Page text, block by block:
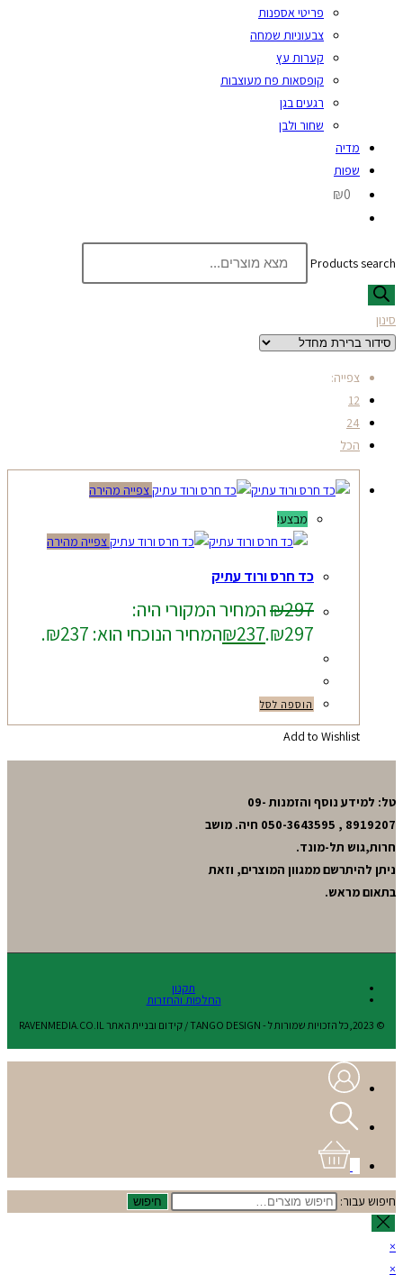
פריטי אספנות
צבעוניות שמחה
קערות עץ
קופסאות פח מעוצבות
רגעים בגן
שחור ולבן
מדיה
שפות
₪0
Products search
סינון
צפייה:
12
24
הכל
צפייה מהירה
מבצע!
צפייה מהירה
כד חרס ורוד עתיק
₪297
המחיר המקורי היה:
₪297.
₪237 המחיר הנוכחי הוא: ₪237.
הוספה לסל
Add to Wishlist
טל: למידע נוסף והזמנות 09-
8919207 , 050-3643595 חיה. מושב
חרות,גוש תל-מונד.
ניתן להיתרשם ממגוון המוצרים, וזאת
בתאום מראש.
תקנון
החלפות והחזרות
© 2023,כל הזכויות שמורות ל - TANGO DESIGN / קידום ובניית האתר RAVENMEDIA.CO.IL
חיפוש עבור: חיפוש
×
×